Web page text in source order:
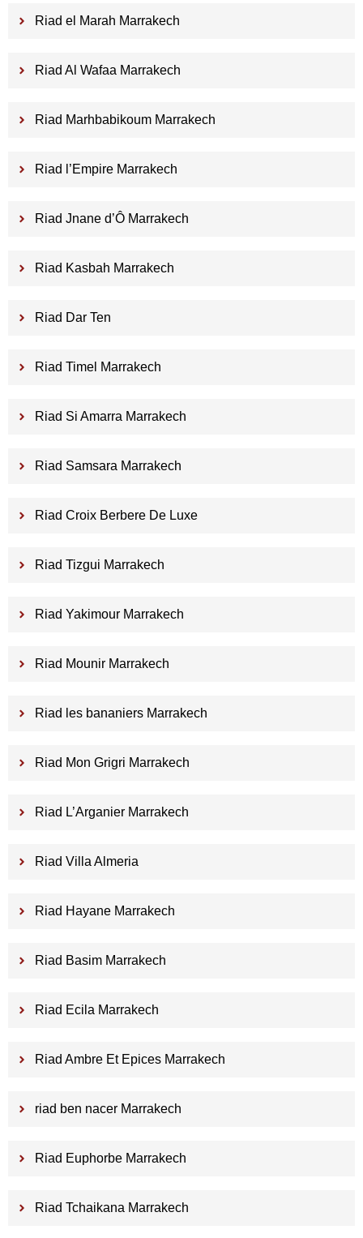
Riad el Marah Marrakech
Riad Al Wafaa Marrakech
Riad Marhbabikoum Marrakech
Riad l’Empire Marrakech
Riad Jnane d’Ô Marrakech
Riad Kasbah Marrakech
Riad Dar Ten
Riad Timel Marrakech
Riad Si Amarra Marrakech
Riad Samsara Marrakech
Riad Croix Berbere De Luxe
Riad Tizgui Marrakech
Riad Yakimour Marrakech
Riad Mounir Marrakech
Riad les bananiers Marrakech
Riad Mon Grigri Marrakech
Riad L’Arganier Marrakech
Riad Villa Almeria
Riad Hayane Marrakech
Riad Basim Marrakech
Riad Ecila Marrakech
Riad Ambre Et Epices Marrakech
riad ben nacer Marrakech
Riad Euphorbe Marrakech
Riad Tchaikana Marrakech